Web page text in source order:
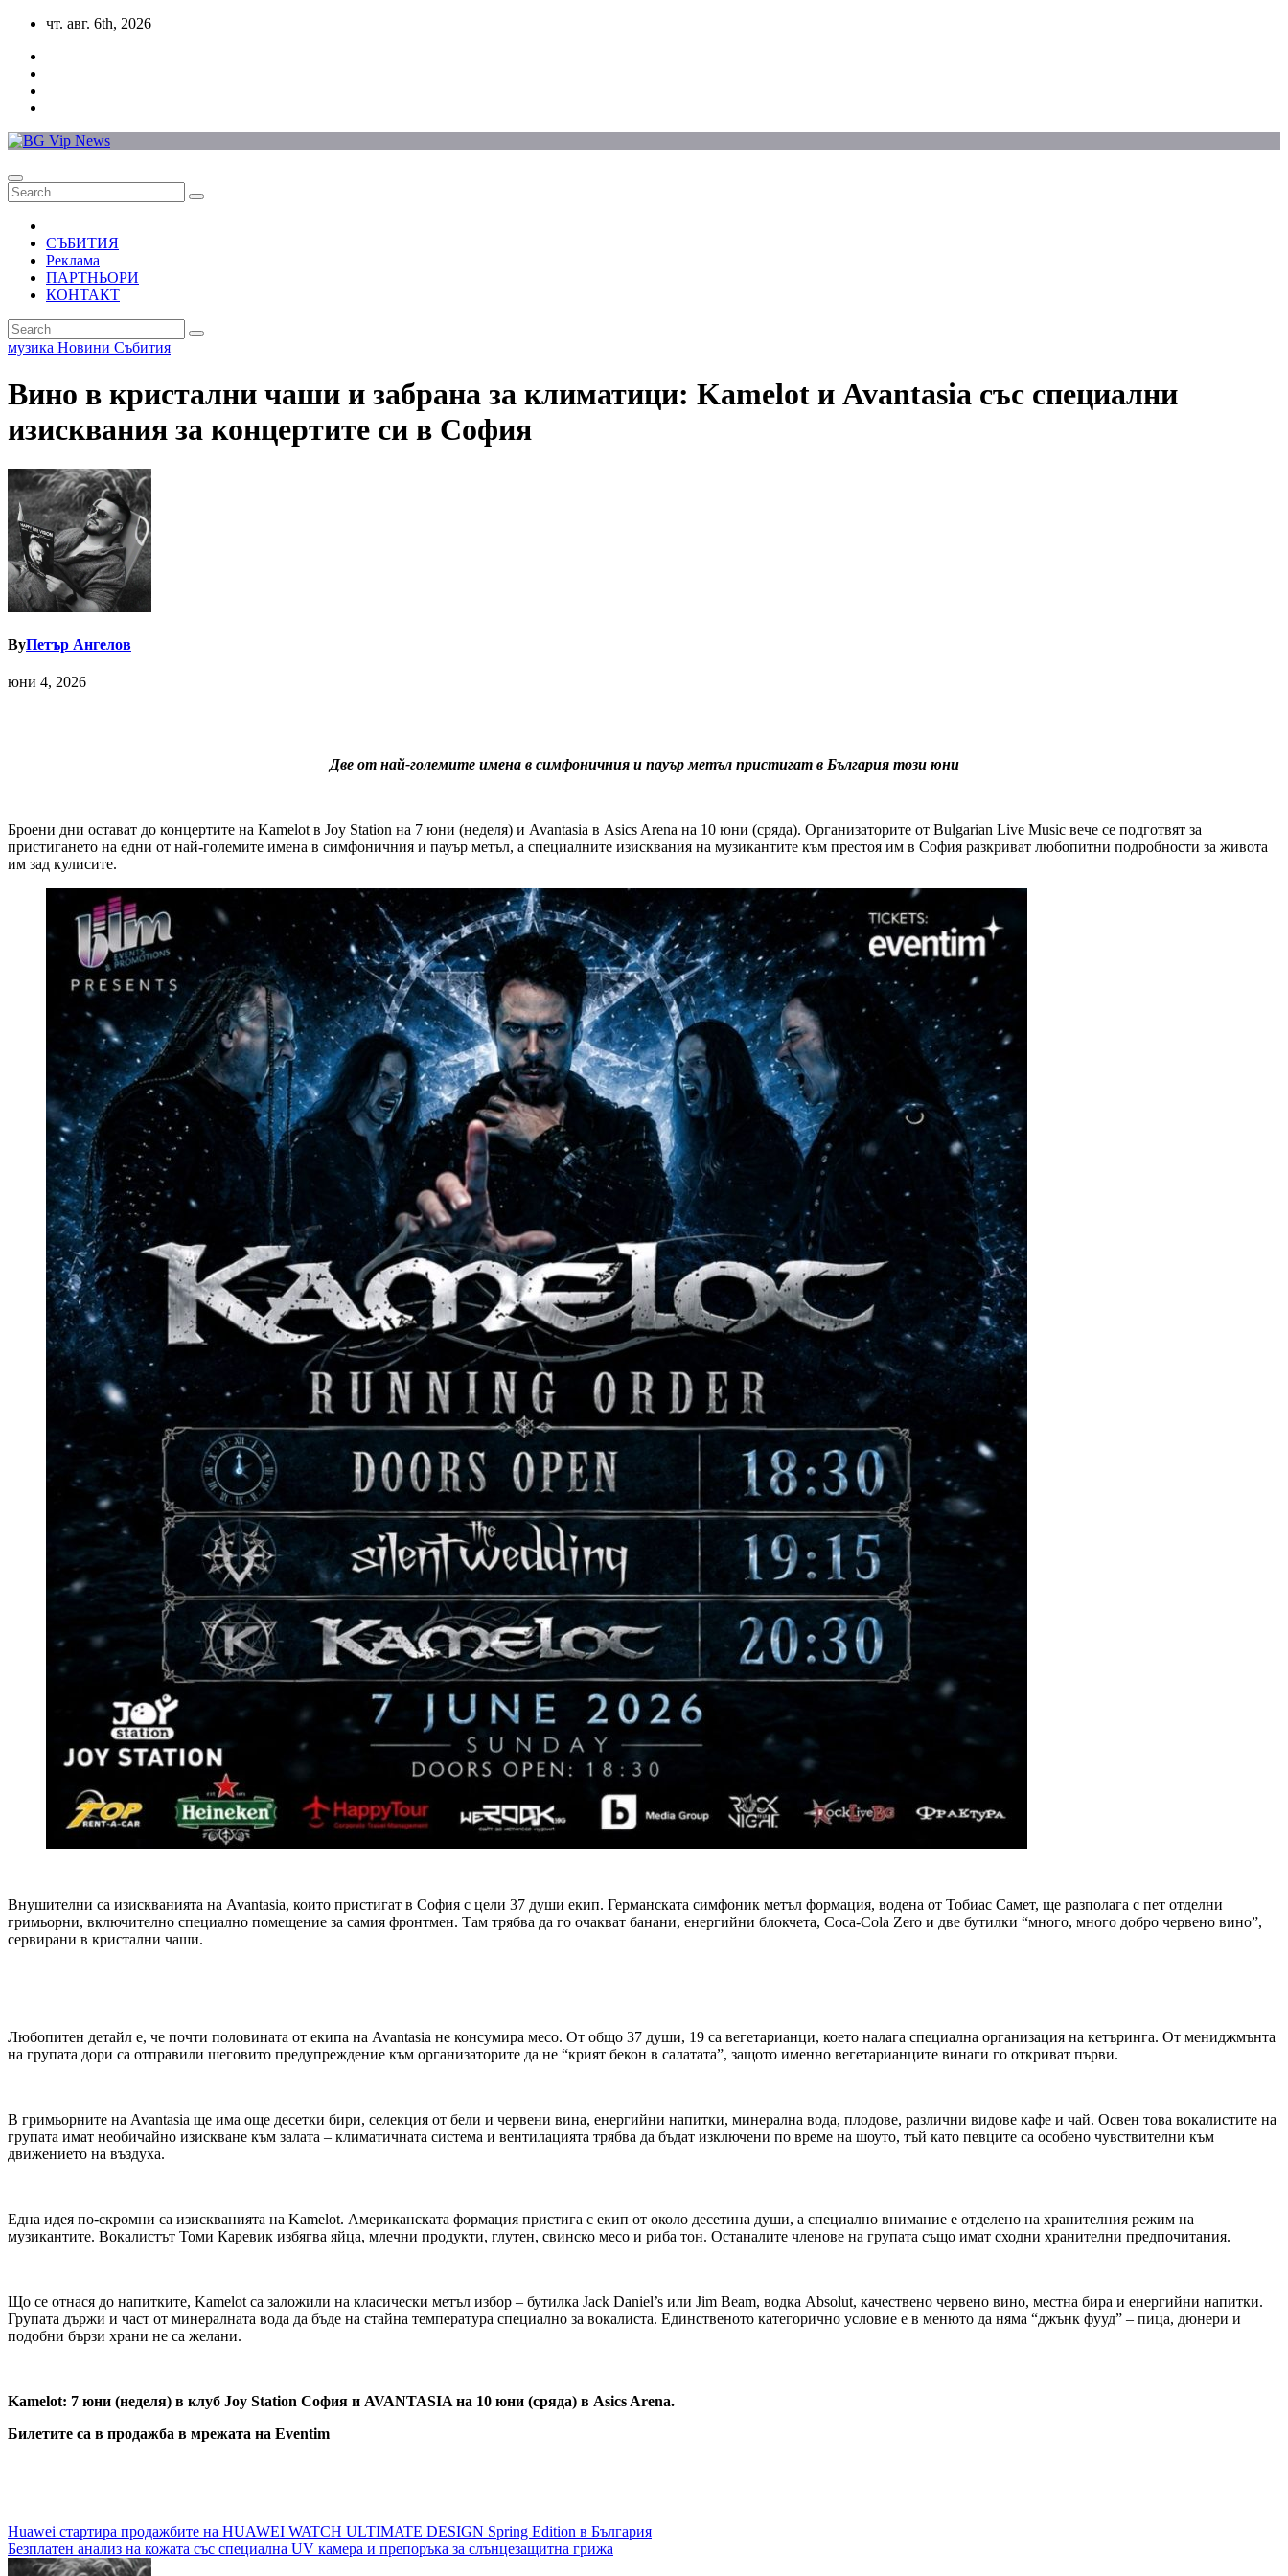
Skip
content
чт. авг. 6th, 2026
СЪБИТИЯ
Реклама
ПАРТНЬОРИ
КОНТАКТ
музика Новини Събития
Вино в кристални чаши и забрана за климатици: Kamelot и Avantasia със специални
изисквания за концертите си в София
ByПетър Ангелов
юни 4, 2026
Две от най-големите имена в симфоничния и пауър метъл пристигат в България тозиюни
Броени дни остават до концертите на Kamelot в Joy Station на 7 юни (неделя) и Avantasia в Asics Arena на 10 юни (сряда). Организаторите от Bulgarian Live Music вече се подготвят за
пристигането на едни от най-големите имена в симфоничния и пауър метъл, а специалните изисквания на музикантите към престоя им в София разкриват любопитни подробности за живота
им зад кулисите.
Внушителни са изискванията на Avantasia, които пристигат в София с цели 37 души екип. Германската симфоник метъл формация, водена от Тобиас Самет, ще разполага с пет отделни
гримьорни, включително специално помещение за самия фронтмен. Там трябва да го очакват банани, енергийни блокчета, Coca-Cola Zero и две бутилки “много, много добро червено вино”,
сервирани в кристални чаши.
Любопитен детайл е, че почти половината от екипа на Avantasia не консумира месо. От общо 37 души, 19 са вегетарианци, което налага специална организация на кетъринга. От мениджмънта
на групата дори са отправили шеговито предупреждение към организаторите да не “крият бекон в салатата”, защото именно вегетарианците винаги го откриват първи.
В гримьорните на Avantasia ще има още десетки бири, селекция от бели и червени вина, енергийни напитки, минерална вода, плодове, различни видове кафе и чай. Освен това вокалистите на
групата имат необичайно изискване към залата – климатичната система и вентилацията трябва да бъдат изключени по време на шоуто, тъй като певците са особено чувствителни към
движението на въздуха.
Една идея по-скромни са изискванията на Kamelot. Американската формация пристига с екип от около десетина души, а специално внимание е отделено на хранителния режим на
музикантите. Вокалистът Томи Каревик избягва яйца, млечни продукти, глутен, свинско месо и риба тон. Останалите членове на групата също имат сходни хранителни предпочитания.
Що се отнася до напитките, Kamelot са заложили на класически метъл избор – бутилка Jack Daniel’s или Jim Beam, водка Absolut, качествено червено вино, местна бира и енергийни напитки.
Групата държи и част от минералната вода да бъде на стайна температура специално за вокалиста. Единственото категорично условие е в менюто да няма “джънк фууд” – пица, дюнери и
подобни бързи храни не са желани.
Kamelot: 7 юни (неделя) в клуб Joy Station София и AVANTASIAна 10 юни (сряда) в Asics Arena.
Билетите са в продажба в мрежата на Eventim
Навигация
Huawei стартира продажбите на HUAWEI WATCH ULTIMATE DESIGN Spring Edition в България
Безплатен анализ на кожата със специална UV камера и препоръка за слънцезащитна грижа